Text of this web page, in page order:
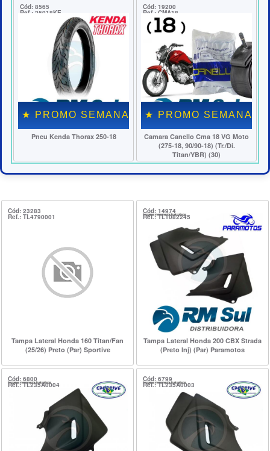
8565
25018KE
PROMO SEMANAL ★
Pneu Kenda Thorax 250-18
Cód: 19200
Ref.: CMA18
★ PROMO SEMANAL ★
Camara Canello Cma 18 VG Moto
(275-18, 90/90-18) (Tr./Di.
Titan/YBR) (30)
★
Patim
Cód: 23283
Ref.: TL4790001
Tampa Lateral Honda 160 Titan/Fan
(25/26) Preto (Par) Sportive
Cód: 14974
Ref.: TL1082245
Tampa Lateral Honda 200 CBX Strada
(Preto Inj) (Par) Paramotos
Cód: 6800
Ref.: TL235A0004
Cód: 6799
Ref.: TL235A0003